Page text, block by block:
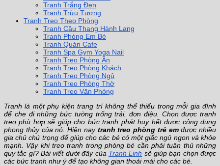
Tranh Trắng Đen
Tranh Trừu Tượng
Tranh Treo Theo Phòng
Tranh Cầu Thang Hành Lang
Tranh Phòng Em Bé
Tranh Quán Cafe
Tranh Spa Gym Yoga Nail
Tranh Treo Phòng Ăn
Tranh Treo Phòng Khách
Tranh Treo Phòng Ngủ
Tranh Treo Phòng Thờ
Tranh Treo Văn Phòng
Tranh là một phụ kiện trang trí không thể thiếu trong mỗi gia đình
để che đi những bức tường trống trải, đơn điệu. Chọn được tranh
treo phù hợp sẽ giúp cho bức tranh phát huy hết được công dụng
phong thủy của nó. Hiện nay tranh treo phòng trẻ emđược nhiều
gia chủ chú trọng để giúp cho các bé có một giấc ngủ ngon và khỏe
mạnh. Vậy khi treo tranh trong phòng bé cần phải tuân thủ những
quy tắc gì? Bài viết dưới đây của Tranh Linh sẽ giúp bạn chọn được
các bức tranh như ý để tạo không gian thoải mái cho các bé.